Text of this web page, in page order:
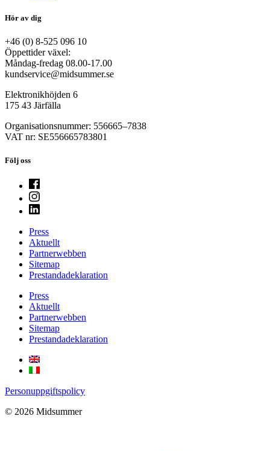
Hör av dig
+46 (0) 8-525 096 10
Öppettider växel:
Måndag-fredag 08.00-17.00
kundservice@midsummer.se
Elektronikhöjden 6
175 43 Järfälla
Organisationsnummer: 556665–7838
VAT nr: SE556665783801
Följ oss
Press
Aktuellt
Partnerwebben
Sitemap
Prestandadeklaration
Press
Aktuellt
Partnerwebben
Sitemap
Prestandadeklaration
Personuppgiftspolicy
© 2026 Midsummer